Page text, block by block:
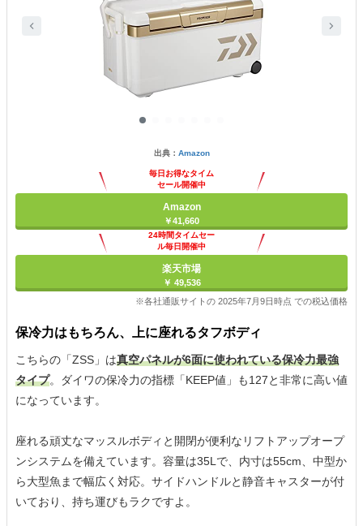
出典： Amazon
毎日お得なタイム
セール開催中
Amazon
￥41,660
24時間タイムセー
ル毎日開催中
楽天市場
￥ 49,536
※各社通販サイトの 2025年7月9日時点 での税込価格
保冷力はもちろん、上に座れるタフボディ
こちらの「ZSS」は真空パネルが6面に使われている保冷力最強
タイプ。ダイワの保冷力の指標「KEEP値」も127と非常に高い値
になっています。
座れる頑丈なマッスルボディと開閉が便利なリフトアップオープ
ンシステムを備えています。容量は35Lで、内寸は55cm、中型か
ら大型魚まで幅広く対応。サイドハンドルと静音キャスターが付
いており、持ち運びもラクですよ。